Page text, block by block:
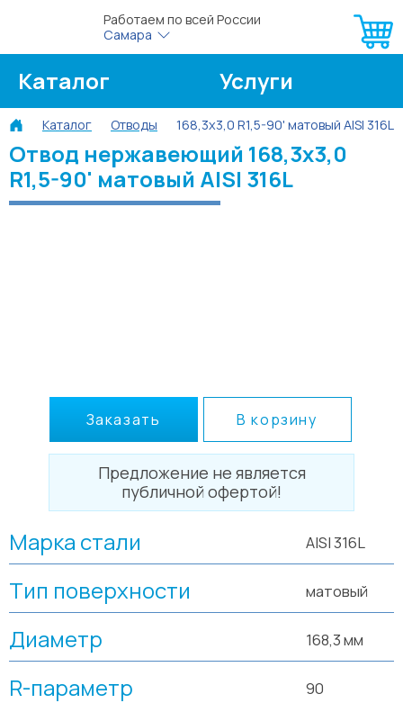
Работаем по всей России
Самара
Каталог
Услуги
О компании
Об оплате
Блог
Контакты
Каталог Отводы 168,3х3,0 R1,5-90' матовый AISI 316L
Отвод нержавеющий 168,3х3,0
R1,5-90' матовый AISI 316L
Заказать В корзину
Предложение не является
публичной офертой!
Марка стали AISI 316L
Тип поверхности матовый
Диаметр 168,3 мм
R-параметр 90